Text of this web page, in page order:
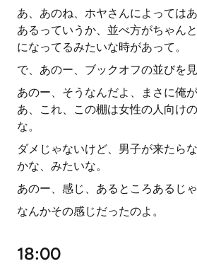
あ、あのね、ホヤさんによっては
あるっていうか、並べ方がちゃん
になってるみたいな時があって。
で、あのー、ブックオフの並びを見
あのー、そうなんだよ、まさに俺
あ、これ、この棚は女性の人向け
な。
ダメじゃないけど、男子が来たら
かな、みたいな。
あのー、感じ、あるところあるじゃ
なんかその感じだったのよ。
18:00